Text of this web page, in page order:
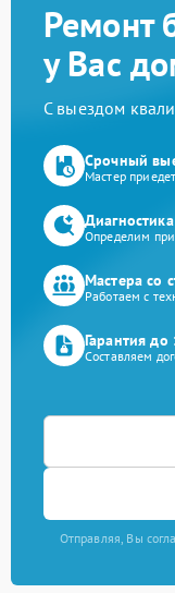
Ремонт
у Вас
С выездом
Срочный
Мастер
Определим
Мастера со
Работаем с
Гарантия до
Составляем
Отправляя, Вы